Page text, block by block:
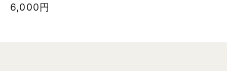
6,000円